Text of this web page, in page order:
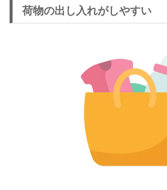
荷物の出し入れがしやすい